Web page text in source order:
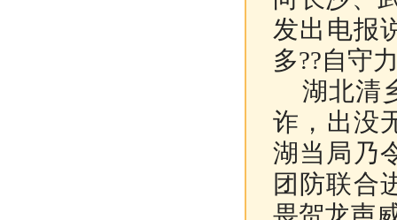
发出电报
多??自守
湖北清
诈，出没
湖当局乃
团防联合